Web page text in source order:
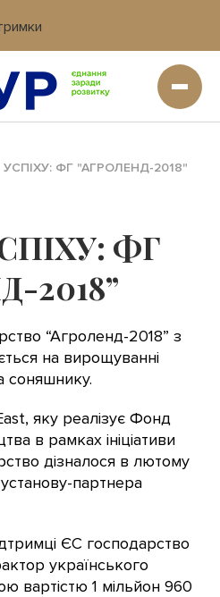
УСПІХУ: ФГ "АГРОЛЕНД-2018"
ФГ
2018”
“Агроленд-2018” з
на вирощуванні
соняшнику.
яку реалізує Фонд
в рамках ініціативи
дізналося в лютому
партнера
ЄС господарство
українського
вартістю 1 мільйон 960